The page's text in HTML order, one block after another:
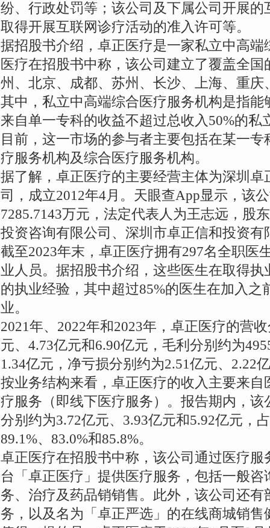
纷、行政处罚等；该公司及下属公司开展
取得开展互联网诊疗活动的准入许可等。
据招股书介绍，卓正医疗是一家私立中高
医疗在招股书中称，该公司建立了覆盖全
州、北京、成都、苏州、长沙、上海、重庆
其中，私立中高端综合医疗服务机构是指
来自单一专科的收益不超过总收入50%的私
目前，这一市场的参与者主要包括在某一
疗服务机构及综合医疗服务机构。
据了解，卓正医疗的主要经营主体为深圳卓
司，成立2012年4月。天眼查App显示，该
7285.7143万元，法定代表人为王志远，股
投资咨询有限公司、深圳市卓正信和投资有
截至2023年末，卓正医疗拥有297名全职医
业人员。据招股书介绍，这些医生在取得执
的执业经验，其中超过85%的医生在加入之
业。
2021年、2022年和2023年，卓正医疗的营
元、4.73亿元和6.90亿元，毛利分别约为
1.34亿元，净亏损分别约为2.51亿元、2.22
按业务结构来看，卓正医疗的收入主要来
疗服务（即线下医疗服务）。报告期内，
分别约为3.72亿元、3.93亿元和5.92亿元，
89.1%、83.0%和85.8%。
卓正医疗在招股书中称，该公司通过医疗
台「卓正医疗」提供医疗服务，包括一般
务、治疗及药品销销售。此外，该公司还
务，以及名为「卓正严选」的在线商城销售